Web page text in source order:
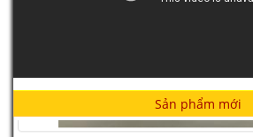
Sản phẩm mới
ITALPUMP - Series ITP